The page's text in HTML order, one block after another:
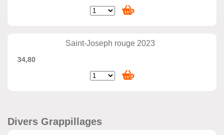
Saint-Joseph rouge 2023
34,80
Divers Grappillages